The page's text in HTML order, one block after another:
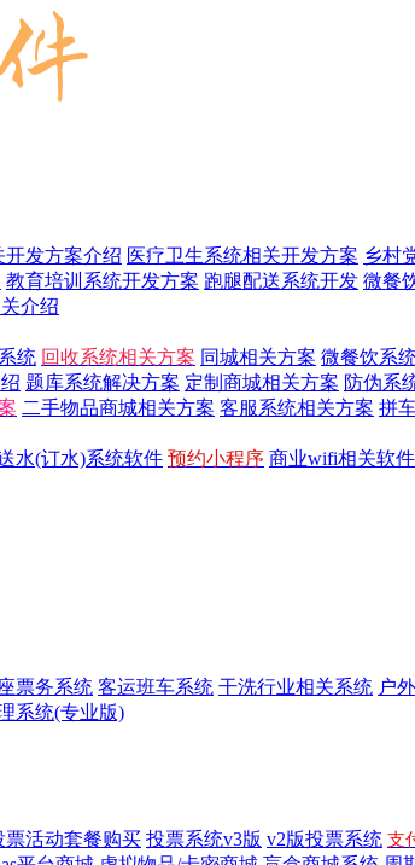
开发方案介绍 医疗卫生系统相关开发方案 乡村
教育培训系统开发方案 跑腿配送系统开发 微餐
介绍
统 回收系统相关方案 同城相关方案 微餐饮系
题库系统解决方案 定制商城相关方案 防伪系
二手物品商城相关方案 客服系统相关方案 拼
水(订水)系统软件 预约小程序 商业wifi相关软件
票务系统 客运班车系统 干洗行业相关系统 户
系统(专业版)
票活动套餐购买 投票系统v3版 v2版投票系统 支